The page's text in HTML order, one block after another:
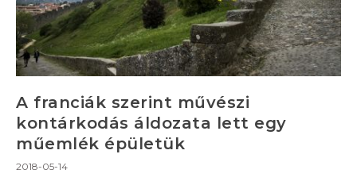
A franciák szerint művészi
kontárkodás áldozata lett egy
műemlék épületük
2018-05-14